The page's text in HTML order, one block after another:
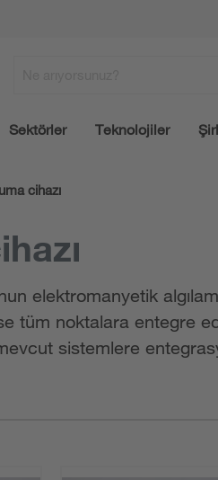
Sektörler Teknolojiler
cihazı
elektromanyetik
tüm noktalara entegre
sistemlere